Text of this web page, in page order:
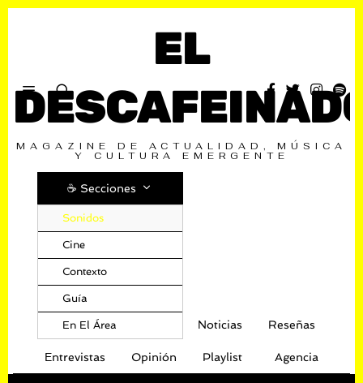
EL
MAGAZINE DE ACTUALIDAD, MÚSICA
Y CULTURA EMERGENTE
☕️ Secciones
Sonidos
Cine
Contexto
Guía
En El Área Noticias Reseñas
Entrevistas Opinión Playlist Agencia